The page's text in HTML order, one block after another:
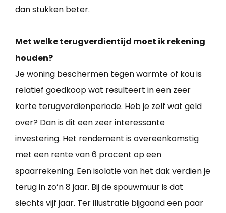
dan stukken beter.
Met welke terugverdientijd moet ik rekening
houden?
Je woning beschermen tegen warmte of kou is
relatief goedkoop wat resulteert in een zeer
korte terugverdienperiode. Heb je zelf wat geld
over? Dan is dit een zeer interessante
investering. Het rendement is overeenkomstig
met een rente van 6 procent op een
spaarrekening. Een isolatie van het dak verdien je
terug in zo’n 8 jaar. Bij de spouwmuur is dat
slechts vijf jaar. Ter illustratie bijgaand een paar